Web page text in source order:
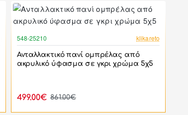
548-25210 klikareto
Ανταλλακτικό πανί ομπρέλας από
ακρυλικό ύφασμα σε γκρι χρώμα 5χ5
499.00€ 861.00€